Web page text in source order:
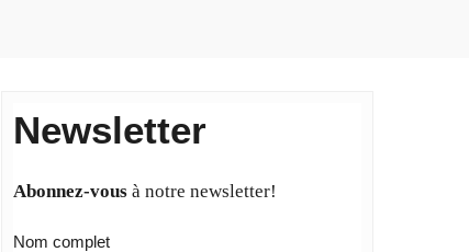
Newsletter
Abonnez-vousà notre newsletter!
Nom complet